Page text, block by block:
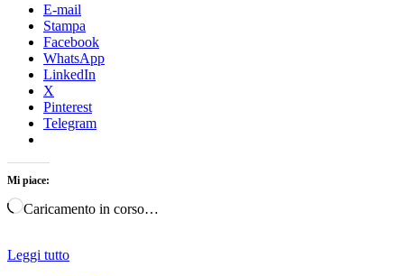
E-mail
Stampa
Facebook
WhatsApp
LinkedIn
X
Pinterest
Telegram
Mi piace:
Caricamento in corso…
Leggi tutto